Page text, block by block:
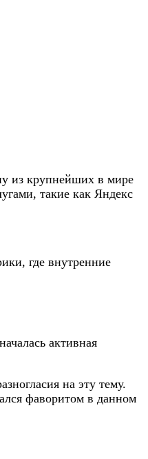
из крупнейших в мире
такие как Яндекс
где внутренние
активная
на эту тему.
фаворитом в данном